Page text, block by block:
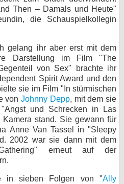
Then – Damals und Heute"
die Schauspielkollegin
gelang ihr aber erst mit dem
Darstellung im Film "The
von Sex" brachte ihr
Spirit Award und den
sie im Film "In stürmischen
vonJohnny Depp, mit dem sie
und Schrecken in Las
stand. Sie gewann für
Anne Van Tassel in "Sleepy
2002 war sie dann mit dem
erneut auf der
in sieben Folgen von "Ally